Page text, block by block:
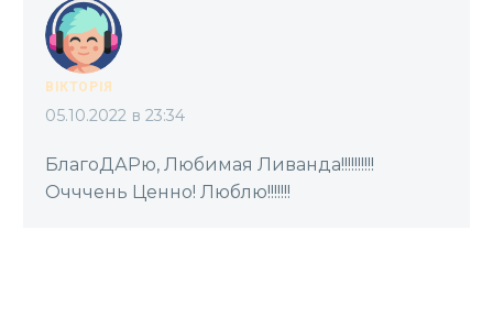
ВІКТОРІЯ
05.10.2022 в 23:34
БлагоДАРю, Любимая Ливанда!!!!!!!!!!
Очччень Ценно! Люблю!!!!!!!